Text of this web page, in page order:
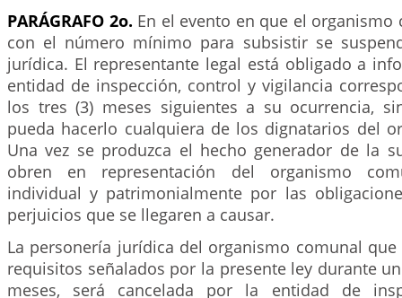
PARÁGRAFO 2o. En el evento en que el
con el número mínimo para subsistir se
jurídica. El representante legal está obligado a
entidad de inspección, control y vigilancia
los tres (3) meses siguientes a su ocurrencia,
pueda hacerlo cualquiera de los dignatarios del
Una vez se produzca el hecho generador de la
obren en representación del organismo
individual y patrimonialmente por las
perjuicios que se llegaren a causar.
La personería jurídica del organismo comunal
requisitos señalados por la presente ley durante
meses, será cancelada por la entidad de